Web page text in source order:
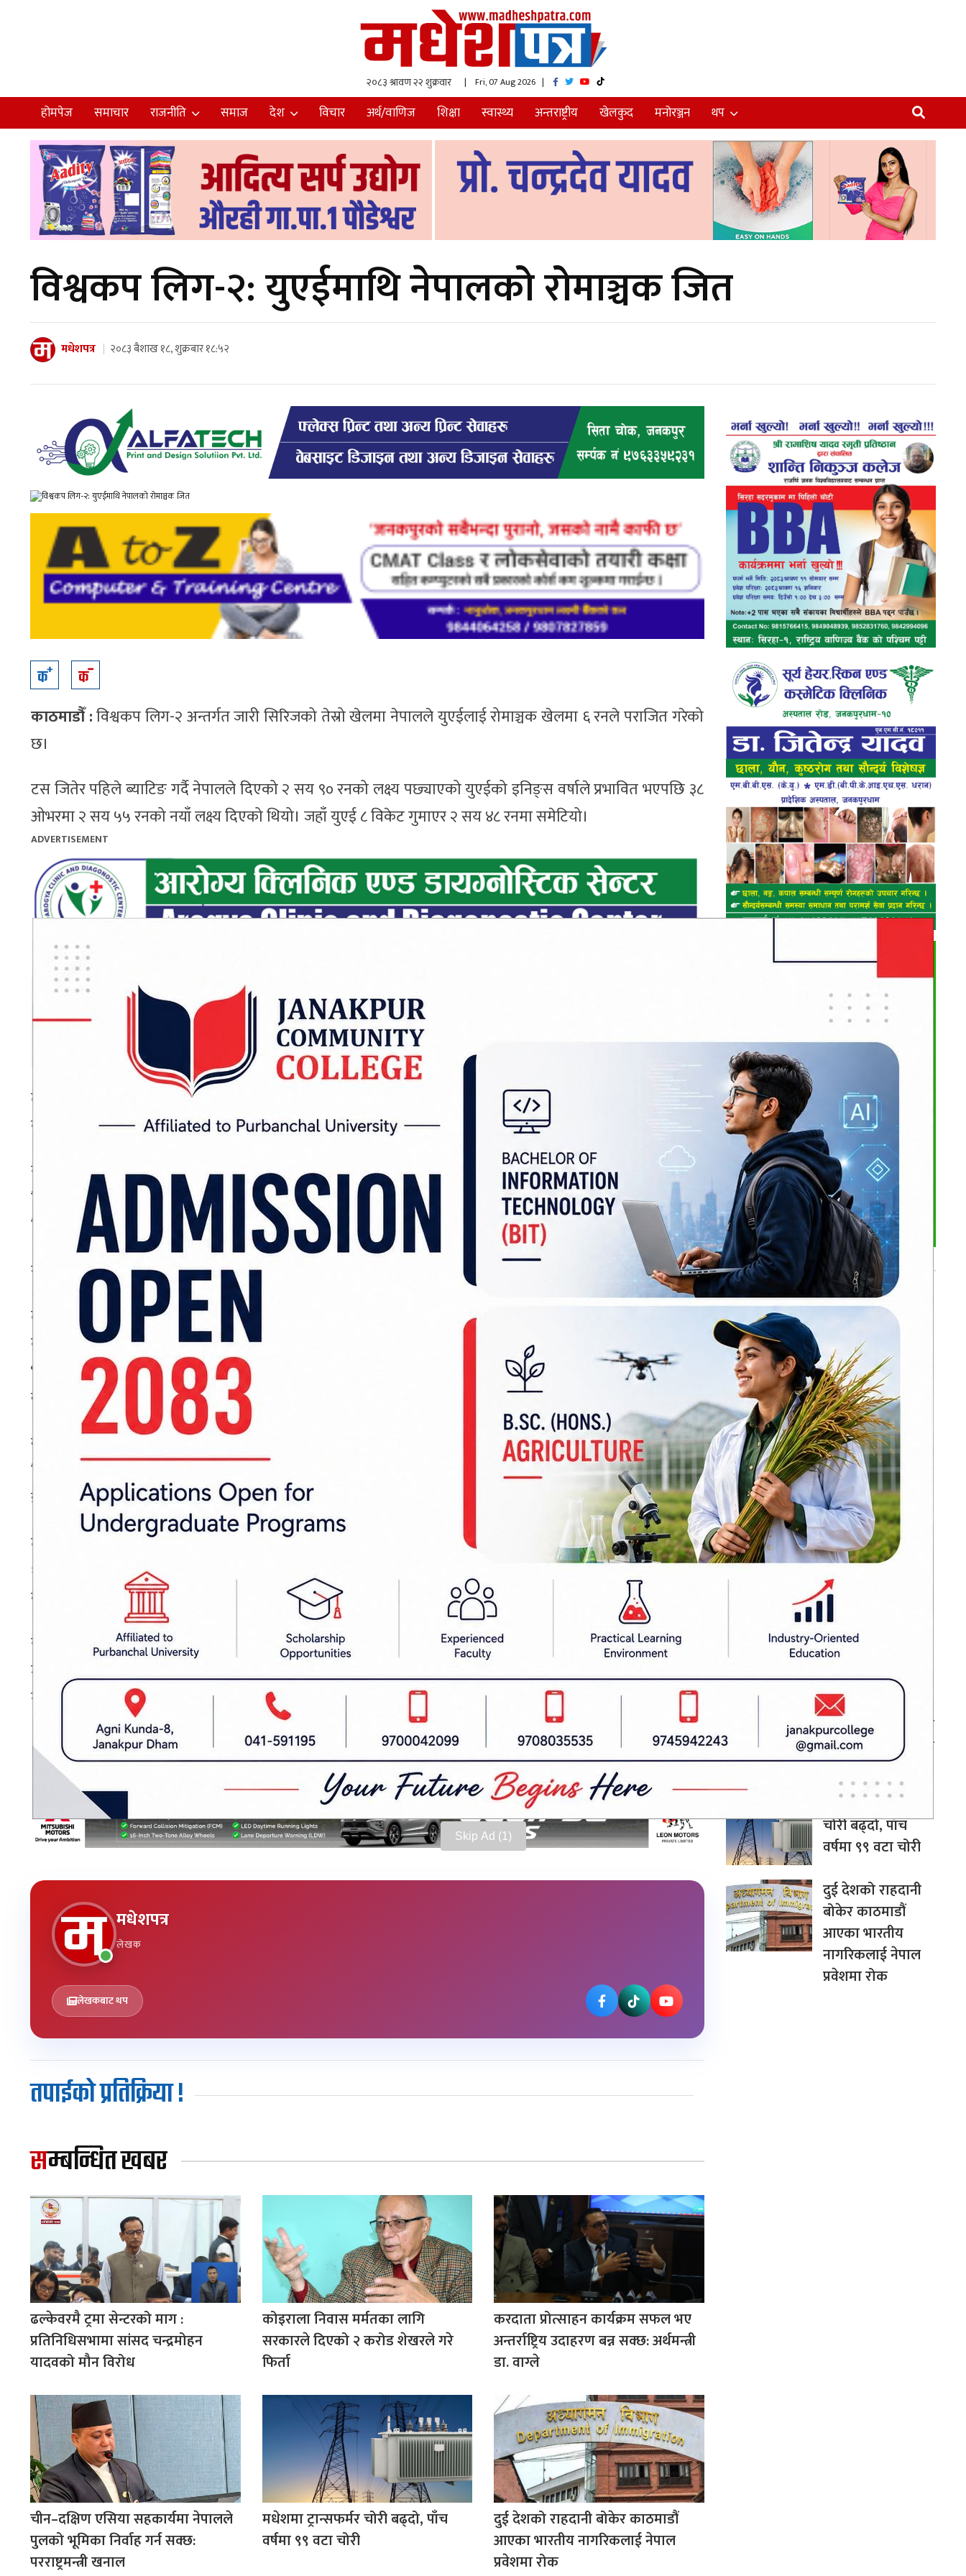
Skip Ad
| Fri, 07 Aug 2026 |
होमपेज समाचार राजनीति समाज देश विचार अर्थ/वाणिज शिक्षा स्वास्थ्य अन्तराष्ट्रीय खेलकुद मनोरञ्जन थप
विश्वकप लिग-२: युएईमाथि नेपालको रोमाञ्चक जित
मधेशपत्र २०८३ बैशाख १८, शुक्रबार १८:५२
काठमाडौँ :विश्वकप लिग-२ अन्तर्गत जारी सिरिजको तेस्रो खेलमा नेपालले युएईलाई रोमाञ्चक खेलमा ६ रनले पराजित गरेको
छ।
टस जितेर पहिले ब्याटिङ गर्दै नेपालले दिएको २ सय ९० रनको लक्ष्य पछ्याएको युएईको इनिङ्स वर्षाले प्रभावित भएपछि ३८
ओभरमा २ सय ५५ रनको नयाँ लक्ष्य दिएको थियो। जहाँ युएई ८ विकेट गुमाएर २ सय ४८ रनमा समेटियो।
ADVERTISEMENT
त्यसअघि पहिले ब्याटिङ गरेको नेपालले दीपेन्द्र सिंह ऐरीको शतकीय इनिङ्समा ५० ओभरमा ७ विकेट गुमाएर २ सय ८९ रन
बनाएको थियो। जवाफमा वर्षाले प्रभावित बनाएपछि डिएल म्याथोडमा युएईलाई नयाँ लक्ष्य दिएको थियो।
युएईका लागि मुहम्मद सहाददले ६५ रन बनाउँदा अर्यान्स शर्माले ३३ रन बनाए। त्यस्तै, अदिम उस्मानले १४ रन बनाउँदा हर्पित
सिंहले ४१ तथा आकाशदिप नाथले ३६ रनको नटआउट इनिङ्स खेले। त्यस्तै, खुसजाइमा तनवीर ४९ रन बनाएर आउट भएका
थिए।
नेपालका लागि सन्दीप लामिछानेले ३ विकेट लिँदा सोमपाल कामी र नन्दन यादवले २-२ विकेट लिएका थिए।
त्यसअघि नेपालले बलियो लक्ष्य दिने क्रममा दीपेन्द्रले ९४ बलमा शतक प्रहार गरेका थिए। उनको यो एकदिवसीय अन्तर्राष्ट्रियमा
दोस्रो शतक हो। दिपेन्द्रले ९४ बलमा १३ चौका र १ छक्का प्रहार गर्दै १०० रन बनाए। उनी इनिङ्सको अन्तिम बलमा रनआउट
भएका थिए। उनले यसअघि कीर्तिपुर मैदानमा नै २०२२ को मार्चमा पपुवा न्यु गिनीविरुद्ध १ सय ५ रनको शतकीय इनिङ्स
खेलेका थिए।
खेलमा नेपालले सुरुवातमै २ विकेट गुमाए पनि सम्हालिएर ब्याटिङ गर्दै जारी श्रृंखलामा सर्वाधिक उत्कृष्ट ब्याटिङ प्रदर्शन गरेको
थियो। थप दोहोरो स्कोरका रुपमा ४ वर्षपछि राष्ट्रिय टोलीमा फर्किएका ओपनर विनोद भण्डारीले ५६ रनको अर्धशतकीय
इनिङ्स खेले। उनले ७९ बलमा ७ चौका प्रहार गरेका थिए।
त्यस्तै, कप्तान रोहित पौडेलले ४८ बलमा ३ चौकाको सहयोगमा ३९ रन बनाउँदा आरिफ शेख र ओपनर अर्जुन कुमालले समान
११ रन बनाएका थिए। दीपेन्द्रलाई अन्तिमसम्म गुल्सन झाले साथ दिए। गुल्सन इनिङ्सको अन्तिम बल बाँकी हुँदा ४४ रन
बनाएर आउट भए। उनले ३८ बलमा ४ चौका र २ छक्का प्रहार गरेका थिए।
युएईका लागि अजय कुमार र जुनाइद सिद्दीकीले समान २/२ विकेट लिँदा खुजाइमा तनवीर र हाइदर अलीले १-१ विकेट लिए।
जारी सिरिजमा नेपालले युएईमाथि लगातार दोस्रो जित निकालेको हो। जितसँगै नेपालले युएईबाट महत्वपूर्ण ४ अंक हासिल
गरेको छ।
प्रकाशित मिति: २०८३ बैशाख १८, शुक्रबार १८:५२
विश्वकप लिग
मधेशपत्र
लेखक
लेखकबाट थप
तपाईको प्रतिक्रिया !
सम्बन्धित खबर
ढल्केवरमै ट्रमा सेन्टरको माग :
प्रतिनिधिसभामा सांसद चन्द्रमोहन
यादवको मौन विरोध
कोइराला निवास मर्मतका लागि
सरकारले दिएको २ करोड शेखरले गरे
फिर्ता
करदाता प्रोत्साहन कार्यक्रम सफल भए
अन्तर्राष्ट्रिय उदाहरण बन्न सक्छ: अर्थमन्त्री
डा. वाग्ले
चीन–दक्षिण एसिया सहकार्यमा नेपालले
पुलको भूमिका निर्वाह गर्न सक्छ:
परराष्ट्रमन्त्री खनाल
मधेशमा ट्रान्सफर्मर चोरी बढ्दो, पाँच
वर्षमा ९९ वटा चोरी
दुई देशको राहदानी बोकेर काठमाडौं
आएका भारतीय नागरिकलाई नेपाल
प्रवेशमा रोक
भर्खरै
ढल्केवरमै ट्रमा
सेन्टरको माग :
प्रतिनिधिसभामा
सांसद चन्द्रमोहन
यादवको मौन विरोध
कोइराला निवास
मर्मतका लागि
सरकारले दिएको २
करोड शेखरले गरे
फिर्ता
करदाता प्रोत्साहन
कार्यक्रम सफल भए
अन्तर्राष्ट्रिय उदाहरण
बन्न सक्छ: अर्थमन्त्री
डा. वाग्ले
चीन–दक्षिण एसिया
सहकार्यमा नेपालले
पुलको भूमिका निर्वाह
गर्न सक्छ: परराष्ट्रमन्त्री
खनाल
मधेशमा ट्रान्सफर्मर
चोरी बढ्दो, पाँच
वर्षमा ९९ वटा चोरी
दुई देशको राहदानी
बोकेर काठमाडौं
आएका भारतीय
नागरिकलाई नेपाल
प्रवेशमा रोक